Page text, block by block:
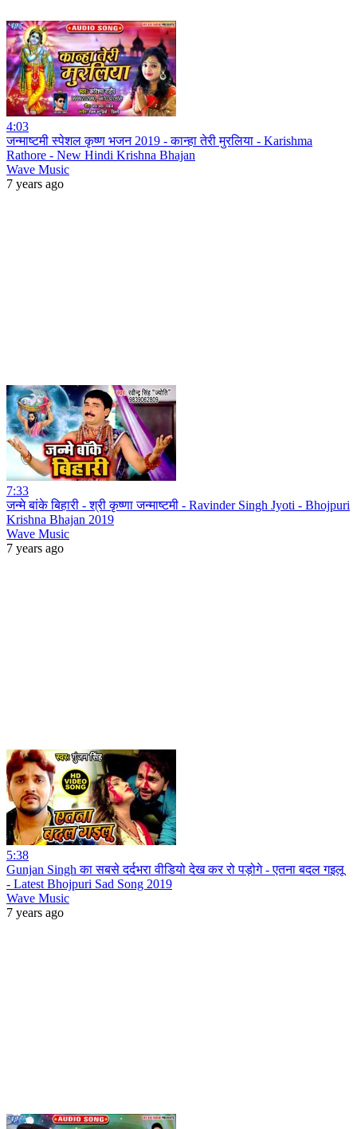
4:03
जन्माष्टमी स्पेशल कृष्ण भजन 2019 - कान्हा तेरी मुरलिया - Karishma
Rathore - New Hindi Krishna Bhajan
Wave Music
7 years ago
7:33
जन्मे बांके बिहारी - श्री कृष्णा जन्माष्टमी - Ravinder Singh Jyoti - Bhojpuri
Krishna Bhajan 2019
Wave Music
7 years ago
5:38
Gunjan Singh का सबसे दर्दभरा वीडियो देख कर रो पड़ोगे - एतना बदल गइलू
- Latest Bhojpuri Sad Song 2019
Wave Music
7 years ago